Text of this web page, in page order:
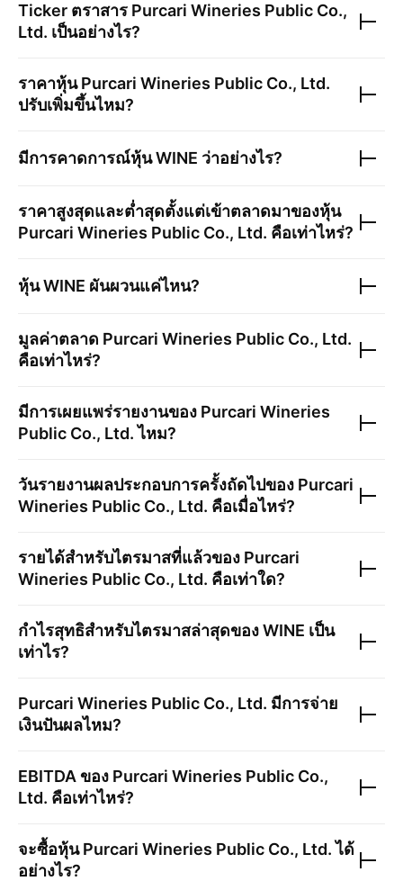
Ticker ตราสาร Purcari Wineries Public Co.,
Ltd. เป็นอย่างไร?
ราคาหุ้นPurcari Wineries Public Co., Ltd.
ปรับเพิ่มขึ้นไหม?
มีการคาดการณ์หุ้นWINE ว่าอย่างไร?
ราคาสูงสุดและต่ำสุดตั้งแต่เข้าตลาดมาของหุ้น
Purcari Wineries Public Co., Ltd. คือเท่าไหร่?
หุ้นWINE ผันผวนแค่ไหน?
มูลค่าตลาด Purcari Wineries Public Co., Ltd.
คือเท่าไหร่?
มีการเผยแพร่รายงานของ Purcari Wineries
Public Co., Ltd.ไหม?
วันรายงานผลประกอบการครั้งถัดไปของ Purcari
Wineries Public Co., Ltd. คือเมื่อไหร่?
รายได้สำหรับไตรมาสที่แล้วของ Purcari
Wineries Public Co., Ltd. คือเท่าใด?
กำไรสุทธิสำหรับไตรมาสล่าสุดของWINE เป็น
เท่าไร?
Purcari Wineries Public Co., Ltd. มีการจ่าย
เงินปันผลไหม?
EBITDA ของ Purcari Wineries Public Co.,
Ltd. คือเท่าไหร่?
จะซื้อหุ้นPurcari Wineries Public Co., Ltd.ได้
อย่างไร?